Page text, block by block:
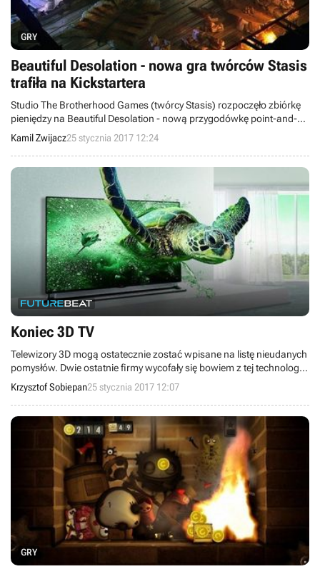
GRY
Beautiful Desolation - nowa gra twórców Stasis
trafiła na Kickstartera
Studio The Brotherhood Games (twórcy Stasis) rozpoczęło zbiórkę
pieniędzy na Beautiful Desolation - nową przygodówkę point-and-
click. Deweloperzy potrzebują 120 tysięcy dolarów.
Kamil Zwijacz25 stycznia 2017 12:24
Koniec 3D TV
Telewizory 3D mogą ostatecznie zostać wpisane na listę nieudanych
pomysłów. Dwie ostatnie firmy wycofały się bowiem z tej technologii i
nie będą jej implementować w swoich nowych odbiornikach.
Krzysztof Sobiepan25 stycznia 2017 12:07
GRY